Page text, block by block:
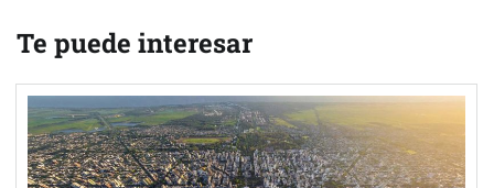
Te puede interesar